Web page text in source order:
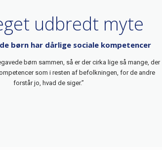
udbredt myte
børn har dårlige sociale kompetencer
børn sammen, så er der cirka lige så mange, der
som i resten af befolkningen, for de andre
forstår jo, hvad de siger.”